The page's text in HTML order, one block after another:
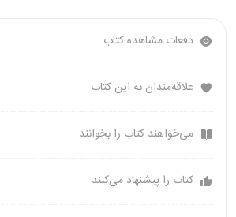
دفعات مشاهده کتاب
علاقه‌مندان به این کتاب
می‌خواهند کتاب را بخوانند.
کتاب را پیشنهاد می‌کنند